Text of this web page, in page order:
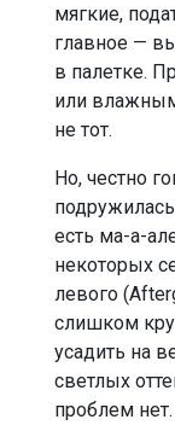
мягкие,
главное —
в палетке.
или
не тот.
Но, честно
есть ма-а-
некоторых
левого
слишком
усадить на
светлых
проблем нет.